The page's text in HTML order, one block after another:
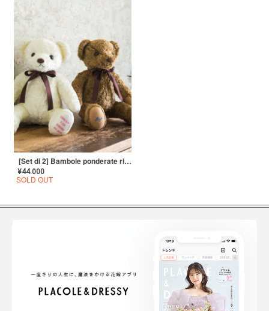
[Set di 2] Bambole ponderate ricamate (Orsetti ponderati) [Orsetto di zucchero]
¥44.000
SOLD OUT